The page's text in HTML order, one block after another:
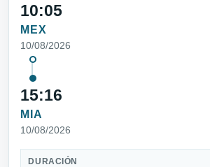
10:05
MEX
10/08/2026
15:16
MIA
10/08/2026
DURACIÓN